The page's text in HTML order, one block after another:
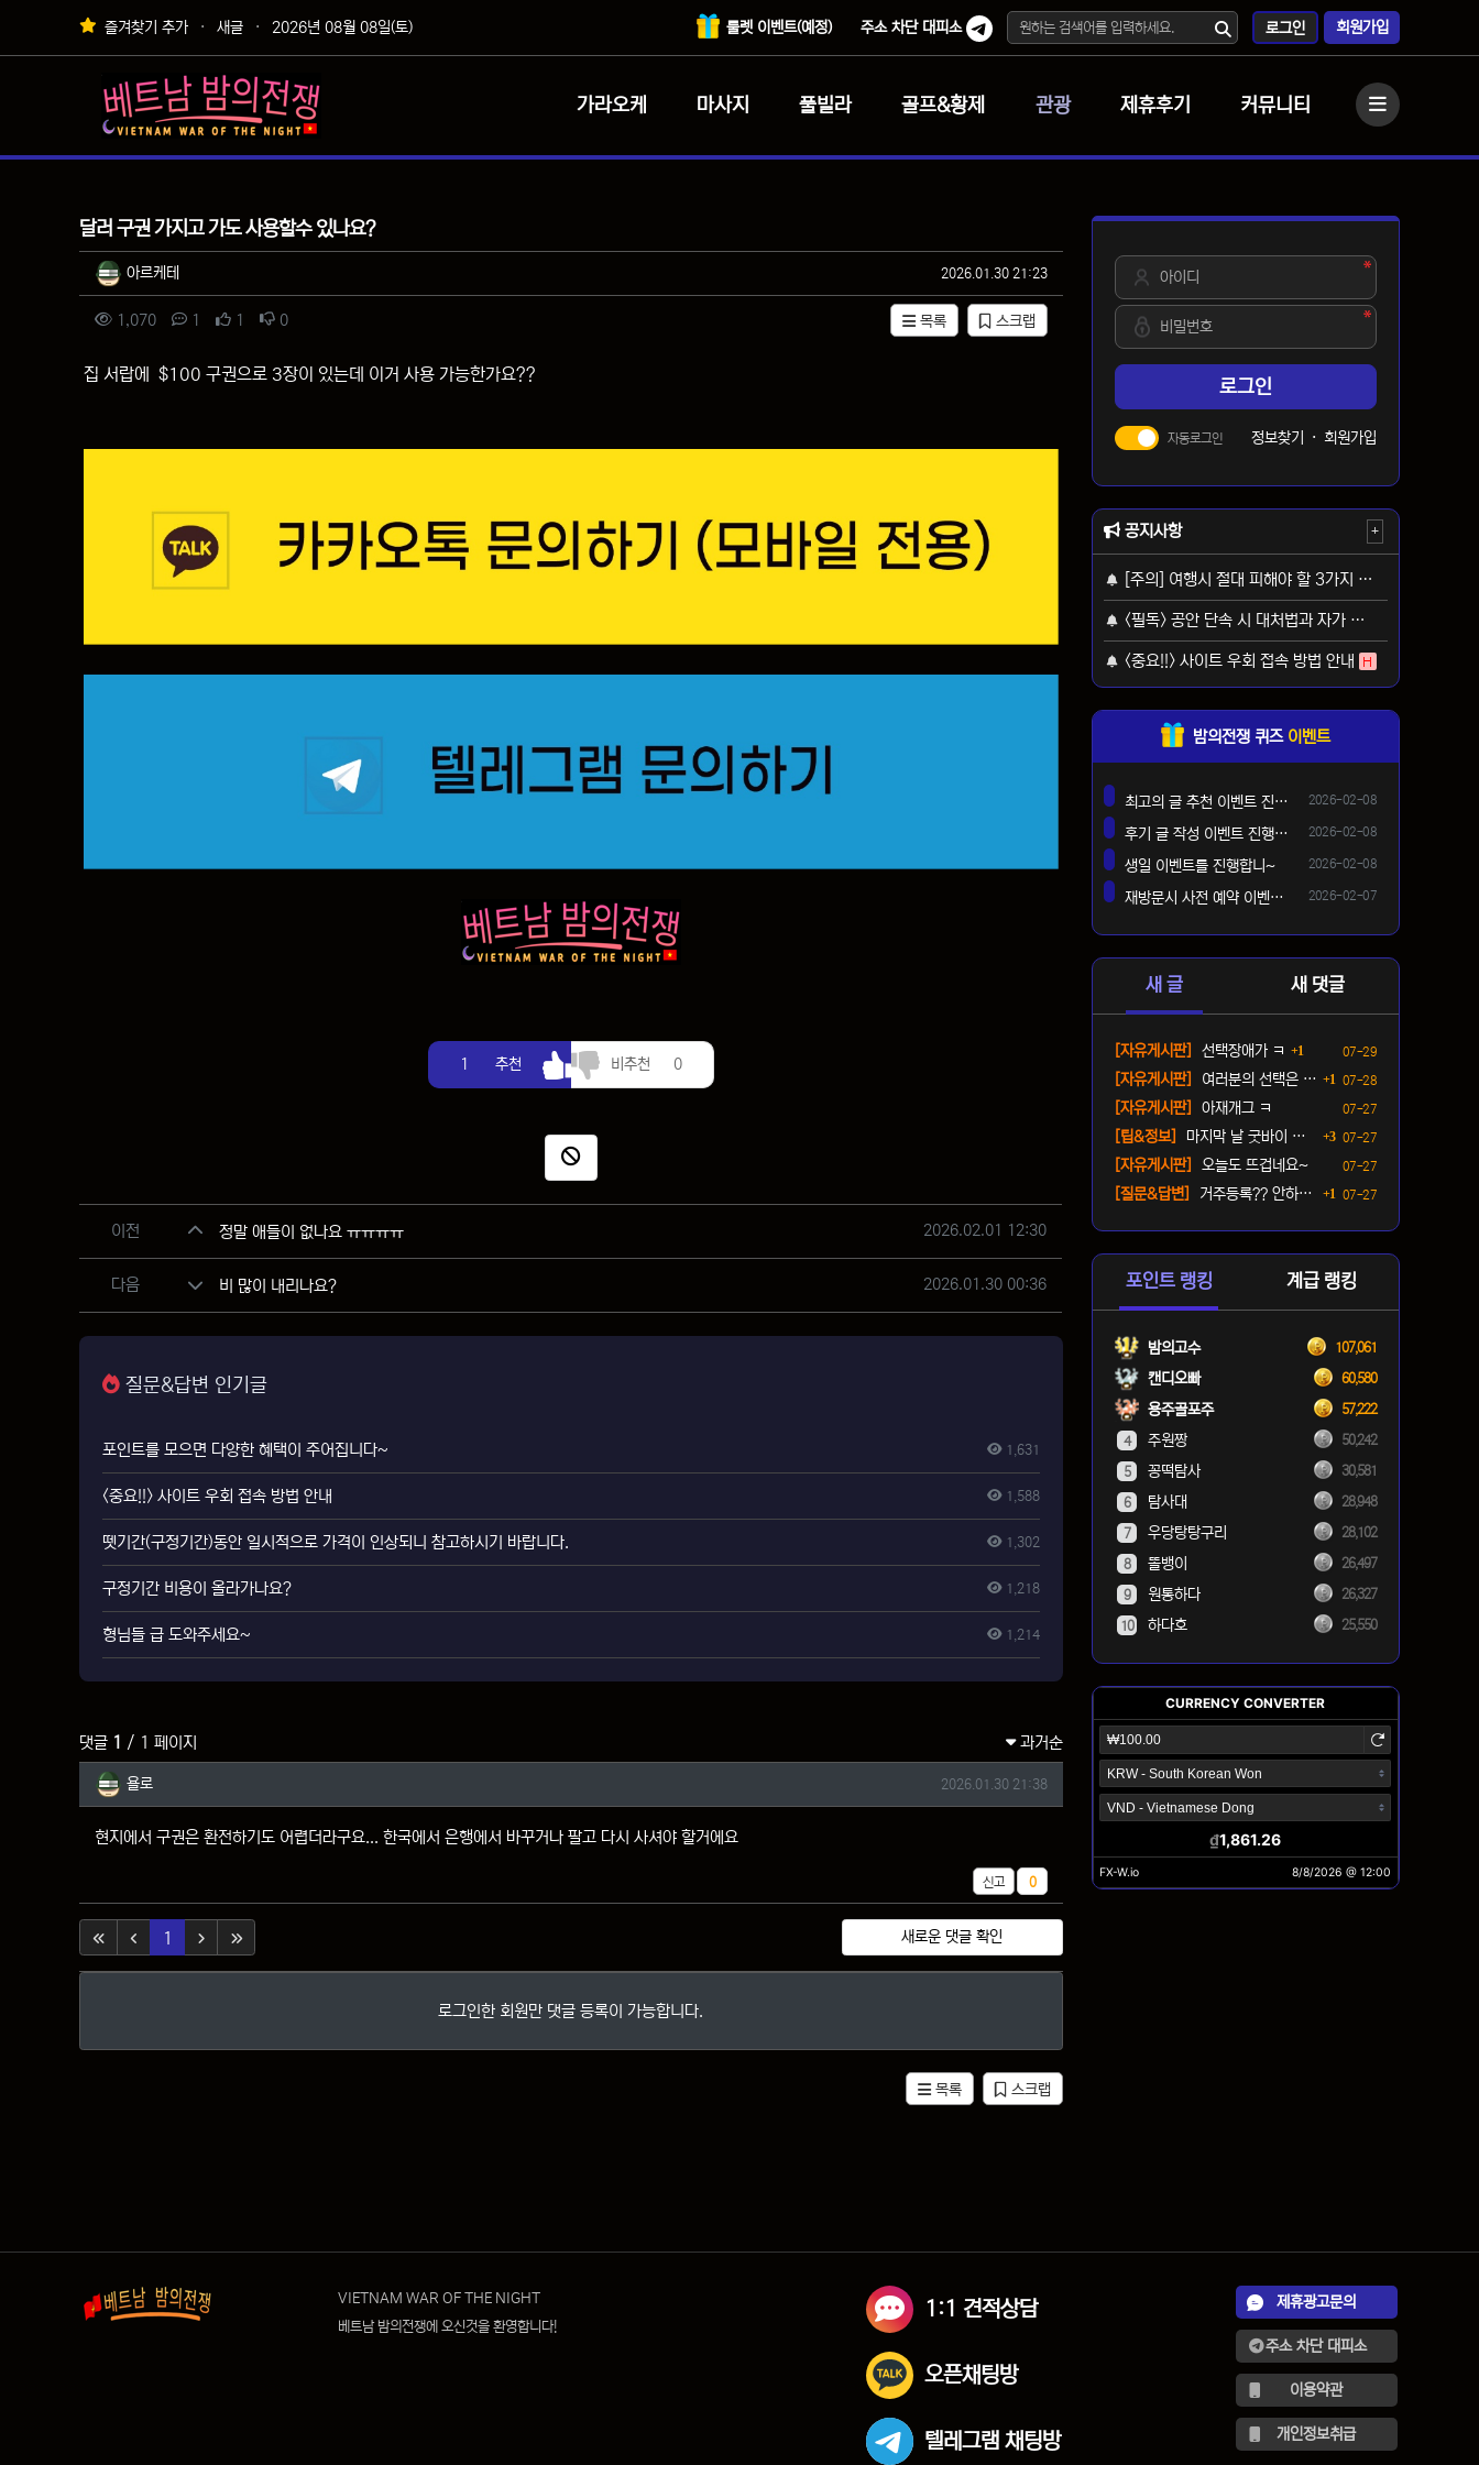
상단 네비 즐겨찾기 추가 새글 2026년 08월 08일(토) 룰렛 이벤트(예정) 주소 차단 대피소 로그인 회원가입
가라오케 마사지 풀빌라 골프&황제 관광 제휴후기 커뮤니티 사이드바
질문&답변달러 구권 가지고 가도 사용할수 있나요?
작성자 정보
아르케테 작성일
2026.01.30 21:23
컨텐츠 정보
1,070조회 1 댓글 1 추천 0비추천 목록 스크랩
본문
집 서랍에 $100 구권으로 3장이 있는데 이거 사용 가능한가요??
1 추천추천 비추천 0
비추천
신고
관련자료
이전 정말 애들이 없나요 ㅠㅠㅠㅠ 작성일
2026.02.01 12:30
다음 비 많이 내리나요? 작성일
2026.01.30 00:36
질문&답변 인기글
포인트를 모으면 다양한 혜택이 주어집니다~ 1,631
<중요!!> 사이트 우회 접속 방법 안내 1,588
뗏기간(구정기간)동안 일시적으로 가격이 인상되니 참고하시기 바랍니다. 1,302
구정기간 비용이 올라가나요? 1,218
형님들 급 도와주세요~ 1,214
댓글 1 / 1 페이지 과거순
욜로님의 댓글
욜로 작성일
2026.01.30 21:38
현지에서 구권은 환전하기도 어렵더라구요... 한국에서 은행에서 바꾸거나 팔고 다시 사셔야 할거에요
신고 추천
0
1 (current) 새로운 댓글 확인
로그인한 회원만 댓글 등록이 가능합니다.
목록 스크랩
아이디 필수
비밀번호필수
로그인
자동로그인 정보찾기 · 회원가입
공지사항 +
[주의] 여행시 절대 피해야 할 3가지 사기 유형
<필독> 공안 단속 시 대처법과 자가 보호 가이드
<중요!!> 사이트 우회 접속 방법 안내 H
밤의전쟁 퀴즈 이벤트
등록일
2026-02-08
최고의 글 추천 이벤트 진행합니다 ^^
등록일
2026-02-08
후기 글 작성 이벤트 진행합니다~
등록일
2026-02-08
생일 이벤트를 진행합니~
등록일
2026-02-07
재방문시 사전 예약 이벤트 !!
새 글 새 댓글
등록일
07-29
[자유게시판] 선택장애가 ㅋ 1댓글
등록일
07-28
[자유게시판] 여러분의 선택은 ? ㅋ 1댓글
등록일
07-27
[자유게시판]
아재개그 ㅋ
등록일
07-27
[팁&정보] 마지막 날 굿바이 패키지(짐… 3댓글
등록일
07-27
[자유게시판]
오늘도 뜨겁네요~
등록일
07-27
[질문&답변] 거주등록?? 안하면 단속오나… 1댓글
포인트 랭킹 계급 랭킹
밤의고수 107,061
캔디오빠 60,580
용주골포주 57,222
4 주원짱 50,242
5 꽁떡탐사 30,581
6 탐사대 28,948
7 우당탕탕구리 28,102
8 똘뱅이 26,497
9 원통하다 26,327
10 하다호 25,550
VIETNAM WAR OF THE NIGHT
베트남 밤의전쟁에 오신것을 환영합니다!
1:1 견적상담
오픈채팅방
텔레그램 채팅방
제휴광고문의
주소 차단 대피소
이용약관
개인정보취급